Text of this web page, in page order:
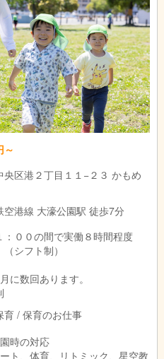
～
央区港２丁目１１−２３ かもめ
空港線 大濠公園駅 徒歩7分
：００の間で実働８時間程度
（シフト制）
に数回あります。
育 / 保育のお仕事
時の対応
ト、体育、リトミック、星空教